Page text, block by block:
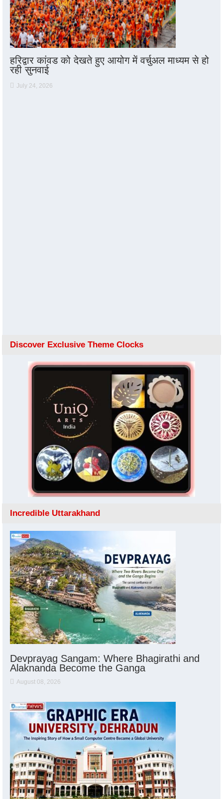
हरिद्वार कांवड को देखते हुए आयोग में वर्चुअल माध्यम से हो
रही सुनवाई
July 24, 2026
Discover Exclusive Theme Clocks
Incredible Uttarakhand
Devprayag Sangam: Where Bhagirathi and
Alaknanda Become the Ganga
August 08, 2026